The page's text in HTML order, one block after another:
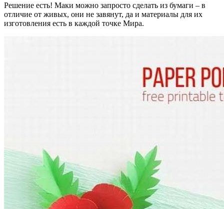
Решение есть! Маки можно запросто сделать из бумаги – в
отличие от живых, они не завянут, да и материалы для их
изготовления есть в каждой точке Мира.